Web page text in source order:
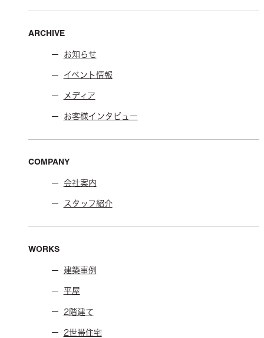
ARCHIVE
お知らせ
イベント情報
メディア
お客様インタビュー
COMPANY
会社案内
スタッフ紹介
WORKS
建築事例
平屋
2階建て
2世帯住宅